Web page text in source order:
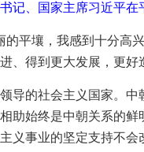
记、国家主席习近平
的平壤，我感到十分高
、得到更大发展，更
导的社会主义国家。
助始终是中朝关系的
义事业的坚定支持不